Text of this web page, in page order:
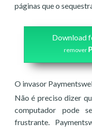
páginas que o
Download
remover
O invasor
Não é preciso dizer
computador pode
frustrante.